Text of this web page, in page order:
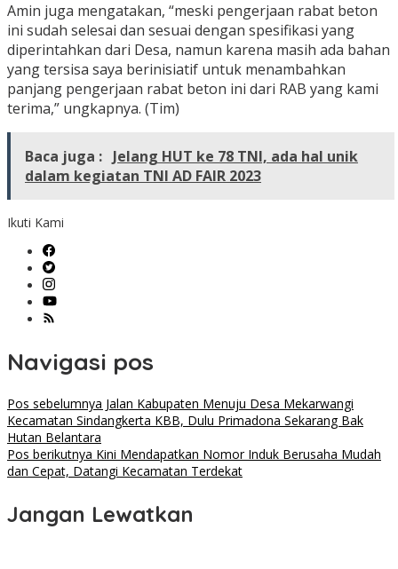
Amin juga mengatakan, “meski pengerjaan rabat beton
ini sudah selesai dan sesuai dengan spesifikasi yang
diperintahkan dari Desa, namun karena masih ada bahan
yang tersisa saya berinisiatif untuk menambahkan
panjang pengerjaan rabat beton ini dari RAB yang kami
terima,” ungkapnya. (Tim)
Baca juga : Jelang HUT ke 78 TNI, ada hal unik
dalam kegiatan TNI AD FAIR 2023
Ikuti Kami
Navigasi pos
Pos sebelumnya Jalan Kabupaten Menuju Desa Mekarwangi
Kecamatan Sindangkerta KBB, Dulu Primadona Sekarang Bak
Hutan Belantara
Pos berikutnya Kini Mendapatkan Nomor Induk Berusaha Mudah
dan Cepat, Datangi Kecamatan Terdekat
Jangan Lewatkan